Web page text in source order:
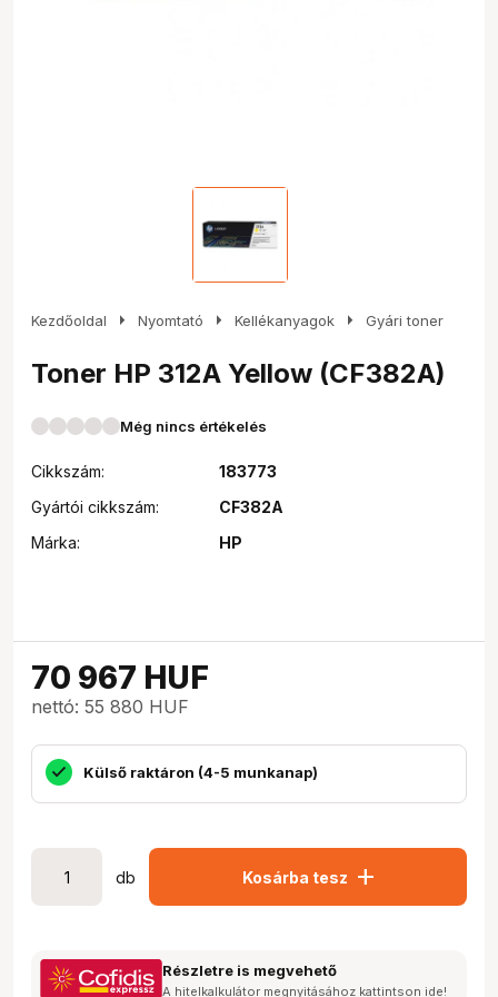
Kezdőoldal arrow_right Nyomtató arrow_right Kellékanyagok arrow_right Gyári toner
Toner HP 312A Yellow (CF382A)
Még nincs értékelés
Cikkszám:
183773
Gyártói cikkszám:
CF382A
Márka:
HP
70 967 HUF
nettó: 55 880 HUF
Külső raktáron (4-5 munkanap)
db Kosárba tesz add
Részletre is megvehető
A hitelkalkulátor megnyitásához kattintson ide!